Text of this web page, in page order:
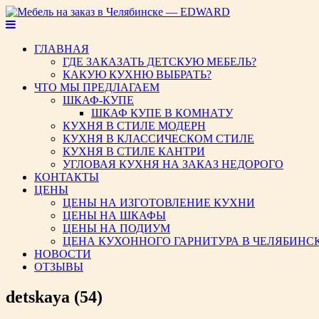
Мебель на заказ в
ГЛАВНАЯ
ГДЕ ЗАКАЗАТЬ ДЕТСКУЮ МЕБЕЛЬ?
КАКУЮ КУХНЮ ВЫБРАТЬ?
ЧТО МЫ ПРЕДЛАГАЕМ
ШКАФ-КУПЕ
ШКАФ КУПЕ В КОМНАТУ
КУХНЯ В СТИЛЕ МОДЕРН
КУХНЯ В КЛАССИЧЕСКОМ СТИЛЕ
КУХНЯ В СТИЛЕ КАНТРИ
УГЛОВАЯ КУХНЯ НА ЗАКАЗ НЕДОРОГО
КОНТАКТЫ
ЦЕНЫ
ЦЕНЫ НА ИЗГОТОВЛЕНИЕ КУХНИ
ЦЕНЫ НА ШКАФЫ
ЦЕНЫ НА ПОДИУМ
ЦЕНА КУХОННОГО ГАРНИТУРА В
НОВОСТИ
ОТЗЫВЫ
detskaya (54)